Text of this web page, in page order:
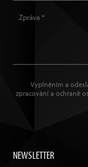
NEWSLETTER
Vyplněním a
zpracování a ochraně